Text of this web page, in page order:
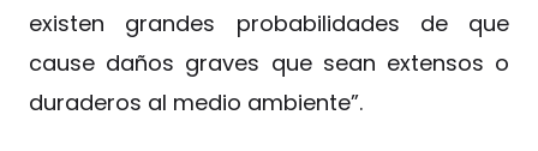
existen grandes probabilidades de que
cause daños graves que sean extensos o
duraderos al medio ambiente”.